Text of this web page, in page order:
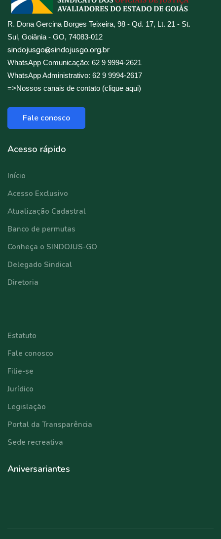
R. Dona Gercina Borges Teixeira, 98 - Qd. 17, Lt. 21 - St.
Sul, Goiânia - GO, 74083-012
sindojusgo@sindojusgo.org.br
WhatsApp Comunicação: 62 9 9994-2621
WhatsApp Administrativo: 62 9 9994-2617
=>Nossos canais de contato (clique aqui)
Fale conosco
Acesso rápido
Início
Acesso Exclusivo
Atualização Cadastral
Banco de permutas
Conheça o SINDOJUS-GO
Delegado Sindical
Diretoria
Estatuto
Fale conosco
Filie-se
Jurídico
Legislação
Portal da Transparência
Sede recreativa
Aniversariantes